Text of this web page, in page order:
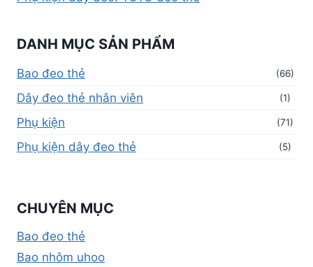
DANH MỤC SẢN PHẨM
Bao đeo thẻ (66)
Dây đeo thẻ nhân viên (1)
Phụ kiện (71)
Phụ kiện dây đeo thẻ (5)
CHUYÊN MỤC
Bao đeo thẻ
Bao nhôm uhoo